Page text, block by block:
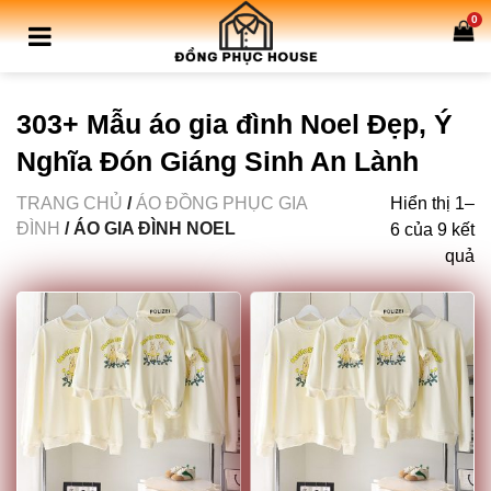
0
303+ Mẫu áo gia đình Noel Đẹp, Ý
Nghĩa Đón Giáng Sinh An Lành
TRANG CHỦ /ÁO ĐỒNG PHỤC GIA
ĐÌNH / ÁO GIA ĐÌNH NOEL
Hiển thị 1–
6 của 9 kết
quả